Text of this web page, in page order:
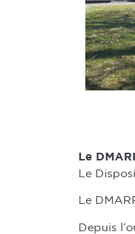
Le
Le
Le
Depuis